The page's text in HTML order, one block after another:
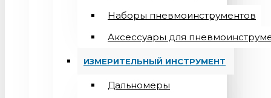
Наборы пневмоинструментов
Аксессуары для
ИЗМЕРИТЕЛЬНЫЙ ИНСТРУМЕНТ
Дальномеры